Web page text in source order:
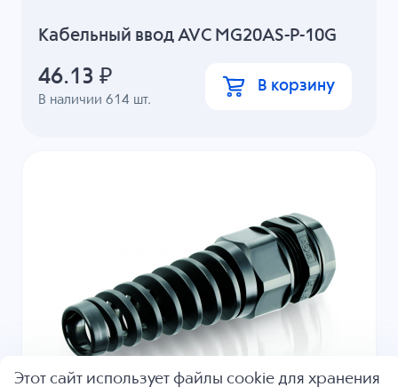
Кабельный ввод AVC MG20AS-P-10G
В наличии614 шт.
46.13 ₽ В корзину
Этот сайт использует файлы cookie для хранения